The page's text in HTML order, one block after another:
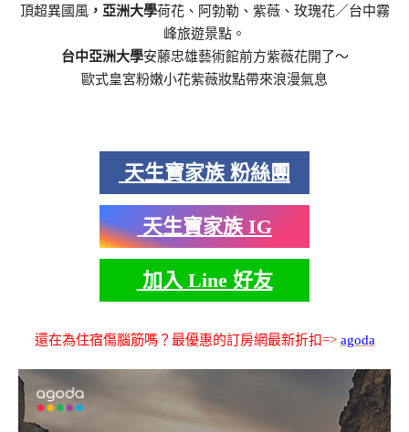
頂超異國風，亞洲大學荷花、阿勃勒、紫薇、玫瑰花／台中霧
峰旅遊景點。
台中亞洲大學安藤忠雄藝術館前方紫薇花開了～
歐式皇宮粉嫩小花紫薇妝點帶來浪漫氣息
天生寶家族 粉絲團
天生寶家族 IG
加入 Line 好友
還在為住宿傷腦筋嗎？最優惠的訂房網最新折扣=> agoda